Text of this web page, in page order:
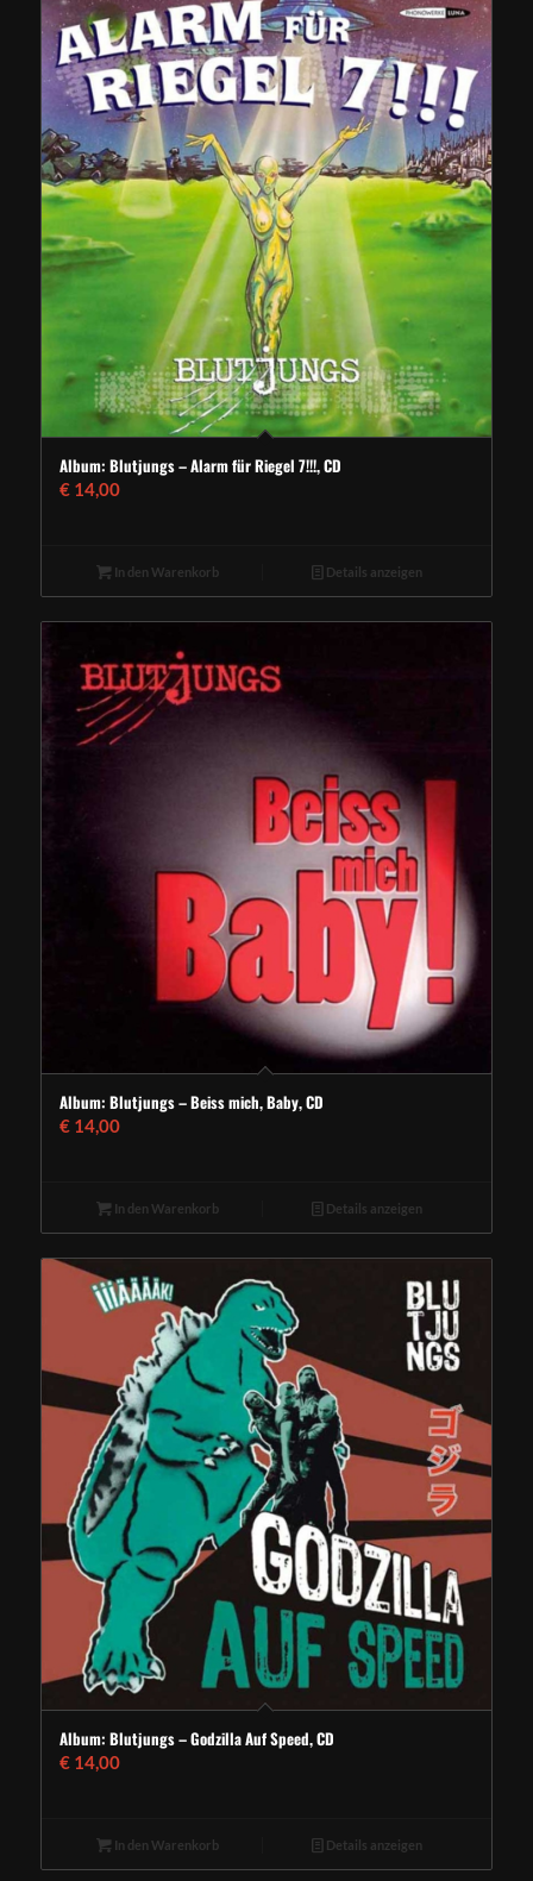
Album: Blutjungs – Alarm für Riegel 7!!!, CD
€14,00
In den Warenkorb Details anzeigen
Album: Blutjungs – Beiss mich, Baby, CD
€14,00
In den Warenkorb Details anzeigen
Album: Blutjungs – Godzilla Auf Speed, CD
€14,00
In den Warenkorb Details anzeigen